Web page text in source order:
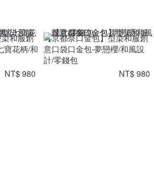
和服創
寶花柄/和
NT$ 980
【京都奈口金包】型染和服創
意口袋口金包-夢戀櫻/和風設
計/零錢包
NT$ 980